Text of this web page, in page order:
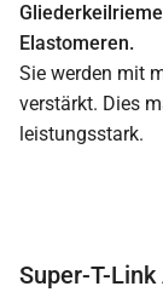
Elastomeren.
Sie werden mit
verstärkt. Dies
leistungsstark.
Super-T-